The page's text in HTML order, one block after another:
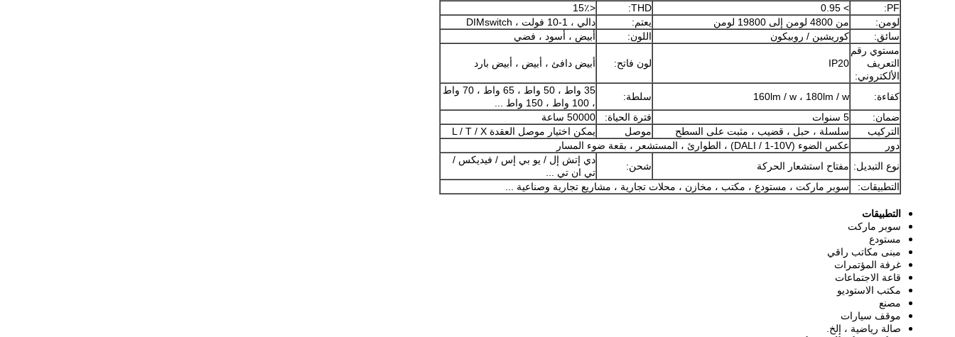
PF:
> 0.95
THD:
<15٪
لومن:
من 4800 لومن إلى 19800 لومن يعتم:
دالي ، 1-10 فولت ، DIMswitch
سائق:
كوريشين / روبيكون اللون:
أبيض ، أسود ، فضي
مستوي رقم
التعريف
الألكتروني:
IP20 لون فاتح: أبيض دافئ ، أبيض ، أبيض بارد
كفاءة: 160lm / w ، 180lm / w سلطة:
35 واط ، 50 واط ، 65 واط ، 70 واط
، 100 واط ، 150 واط ...
ضمان:
5 سنوات فترة الحياة:
50000 ساعة
التركيب
سلسلة ، حبل ، قضيب ، مثبت على السطح موصل
يمكن اختيار موصل العقدة L / T / X
دور
عكس الضوء (DALI / 1-10V) ، الطوارئ ، المستشعر ، بقعة ضوء المسار
نوع التبديل: مفتاح استشعار الحركة شحن:
دي إتش إل / يو بي إس / فيديكس /
تي ان تي ...
التطبيقات:
سوبر ماركت ، مستودع ، مكتب ، مخازن ، محلات تجارية ، مشاريع تجارية وصناعية ...
التطبيقات
سوبر ماركت
مستودع
مبنى مكاتب راقي
غرفة المؤتمرات
قاعة الاجتماعات
مكتب الاستوديو
مصنع
موقف سيارات
صالة رياضية ، إلخ.